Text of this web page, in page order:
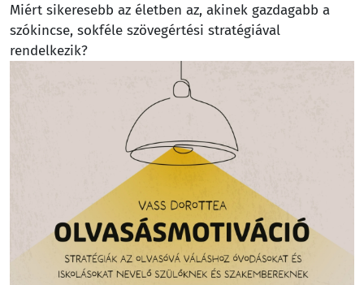
Miért sikeresebb az életben az, akinek gazdagabb a
szókincse, sokféle szövegértési stratégiával
rendelkezik?